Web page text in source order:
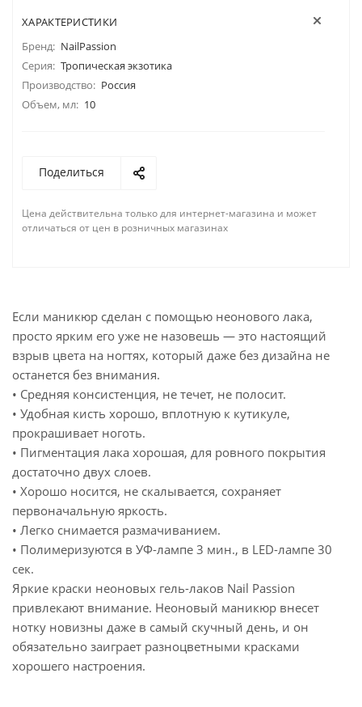
ХАРАКТЕРИСТИКИ
Бренд: NailPassion
Серия: Тропическая экзотика
Производство: Россия
Объем, мл: 10
Поделиться
Цена действительна только для интернет-магазина и может
отличаться от цен в розничных магазинах
Если маникюр сделан с помощью неонового лака,
просто ярким его уже не назовешь — это настоящий
взрыв цвета на ногтях, который даже без дизайна не
останется без внимания.
• Средняя консистенция, не течет, не полосит.
• Удобная кисть хорошо, вплотную к кутикуле,
прокрашивает ноготь.
• Пигментация лака хорошая, для ровного покрытия
достаточно двух слоев.
• Хорошо носится, не скалывается, сохраняет
первоначальную яркость.
• Легко снимается размачиванием.
• Полимеризуются в УФ-лампе 3 мин., в LED-лампе 30
сек.
Яркие краски неоновых гель-лаков Nail Passion
привлекают внимание. Неоновый маникюр внесет
нотку новизны даже в самый скучный день, и он
обязательно заиграет разноцветными красками
хорошего настроения.